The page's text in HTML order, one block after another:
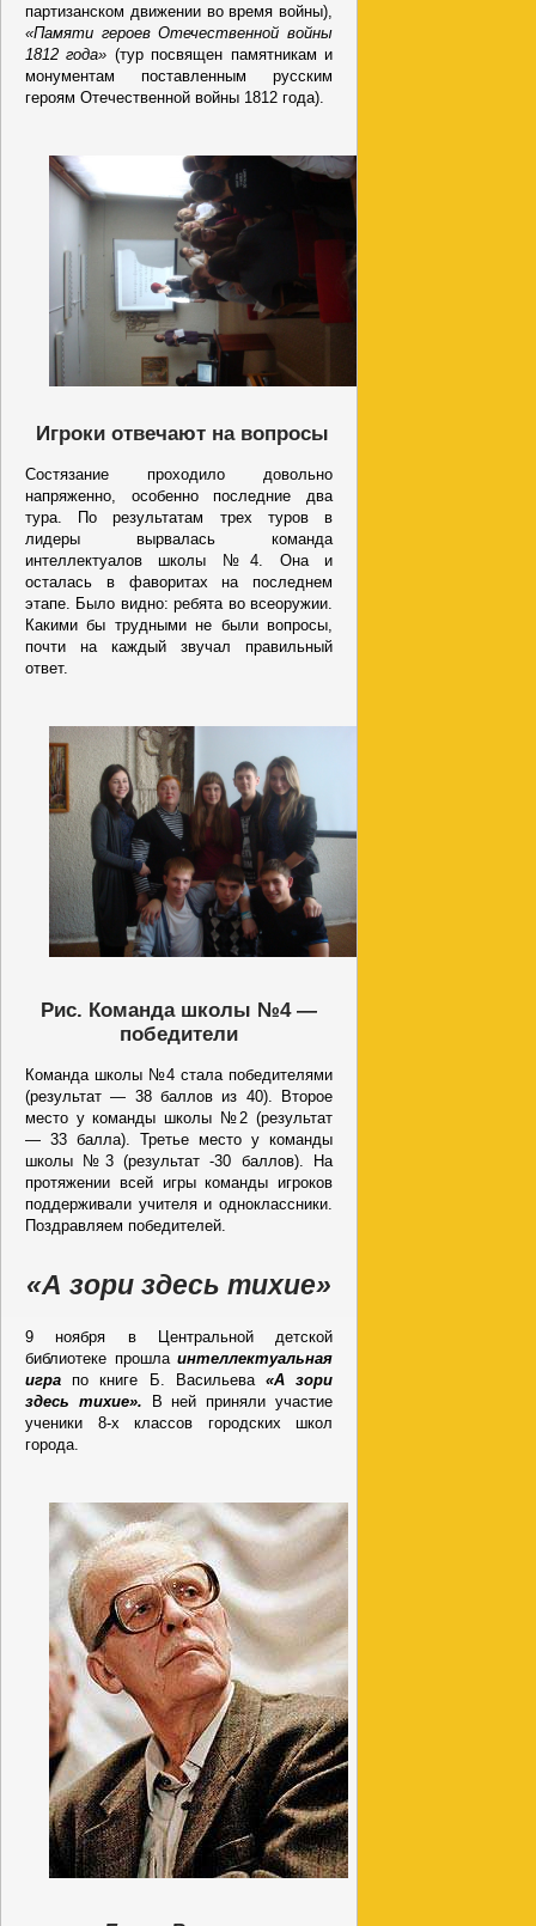
партизанском движении во время войны),
«Памяти героев Отечественной войны
1812 года» (тур посвящен памятникам и
монументам поставленным русским
героям Отечественной войны 1812 года).
Игроки отвечают на вопросы
Состязание проходило довольно
напряженно, особенно последние два
тура. По результатам трех туров в
лидеры вырвалась команда
интеллектуалов школы №4. Она и
осталась в фаворитах на последнем
этапе. Было видно: ребята во всеоружии.
Какими бы трудными не были вопросы,
почти на каждый звучал правильный
ответ.
Рис. Команда школы №4 —
победители
Команда школы №4 стала победителями
(результат — 38 баллов из 40). Второе
место у команды школы №2 (результат
— 33 балла). Третье место у команды
школы №3 (результат -30 баллов). На
протяжении всей игры команды игроков
поддерживали учителя и одноклассники.
Поздравляем победителей.
«А зори здесь тихие»
9 ноября в Центральной детской
библиотеке прошла интеллектуальная
играпо книге Б. Васильева «А зори
здесь тихие». В ней приняли участие
ученики 8-х классов городских школ
города.